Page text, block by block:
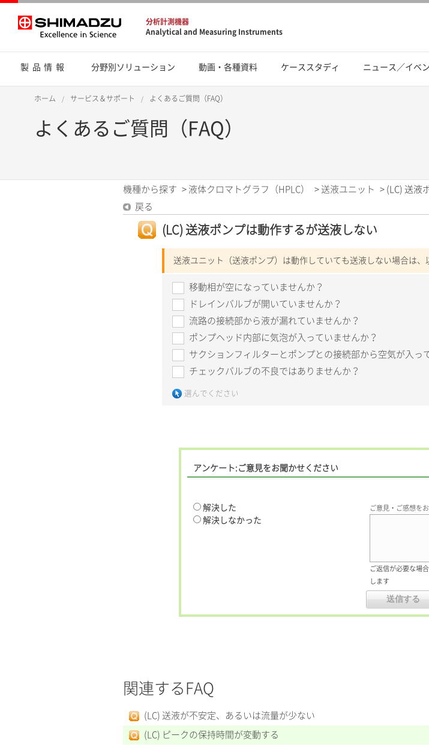
分析計測機器
Analytical and Measuring Instruments
製品情報 分野別ソリューション 動画・各種資料 ケーススタディ ニュース／イベ
ホーム サービス＆サポート よくあるご質問（FAQ）
よくあるご質問（FAQ）
機種から探す > 液体クロマトグラフ（HPLC） > 送液ユニット > (LC) 送液
戻る
(LC) 送液ポンプは動作するが送液しない
送液ユニット（送液ポンプ）は動作していても送液しない場合は、
移動相が空になっていませんか？
ドレインバルブが開いていませんか？
流路の接続部から液が漏れていませんか？
ポンプヘッド内部に気泡が入っていませんか？
サクションフィルターとポンプとの接続部から空気が入っ
チェックバルブの不良ではありませんか？
選んでください
アンケート:ご意見をお聞かせください
解決した
解決しなかった
ご意見・ご感想を
ご返信が必要な場
します
関連するFAQ
(LC) 送液が不安定、あるいは流量が少ない
(LC) ピークの保持時間が変動する